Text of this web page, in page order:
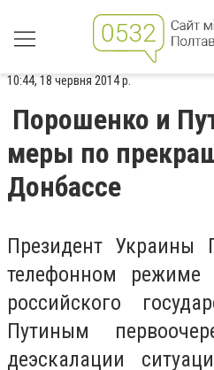
10:44, 18 червня 2014 р.
Порошенко и
меры по
Донбассе
Президент Украины
телефонном режиме
российского
Путиным
деэскалации